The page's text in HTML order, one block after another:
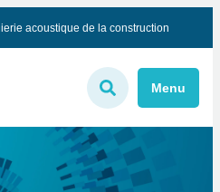
acoustique de la construction
Menu